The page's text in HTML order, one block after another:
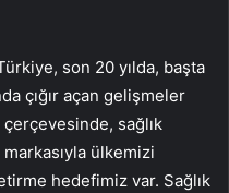
son 20 yılda, başta
çığır açan gelişmeler
çerçevesinde, sağlık
ülkemizi
hedefimiz var. Sağlık